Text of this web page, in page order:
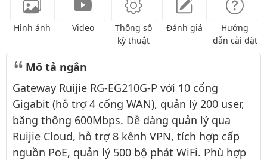
Hình ảnh Video
Thông số
kỹ thuật
Đánh giá
Hướng
dẫn cài đặt
Mô tả ngắn
Gateway Ruijie RG-EG210G-P với 10 cổng
Gigabit (hỗ trợ 4 cổng WAN), quản lý 200 user,
băng thông 600Mbps. Dễ dàng quản lý qua
Ruijie Cloud, hỗ trợ 8 kênh VPN, tích hợp cấp
nguồn PoE, quản lý 500 bộ phát WiFi. Phù hợp